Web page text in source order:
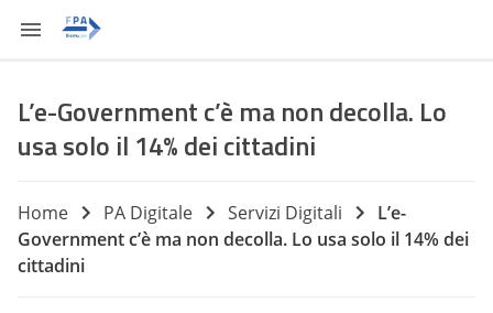
L’e-Government c’è ma non decolla. Lo
usa solo il 14% dei cittadini
Home PA Digitale Servizi Digitali
L’e-
Government c’è ma non decolla. Lo usa solo il 14% dei
cittadini